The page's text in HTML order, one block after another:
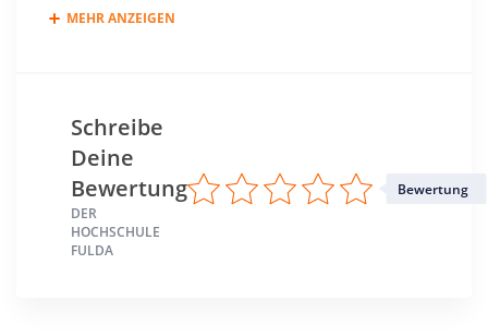
MEHR ANZEIGEN
Schreibe
Deine
Bewertung
DER
HOCHSCHULE
FULDA
Bewertung